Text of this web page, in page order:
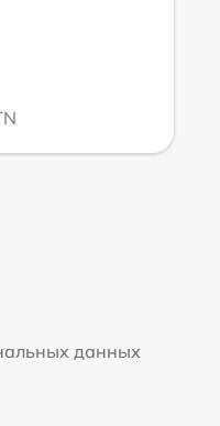
данных